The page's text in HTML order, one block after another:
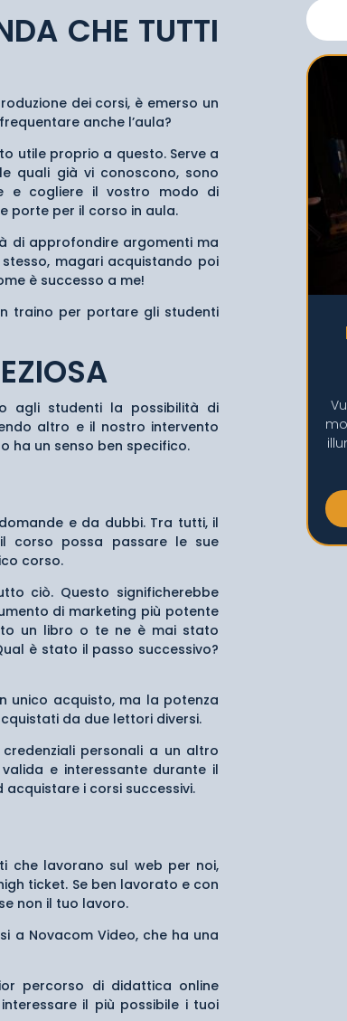
CHE TUTTI
dei corsi, è emerso un
anche l’aula?
utile proprio a questo. Serve a
quali già vi conoscono, sono
e cogliere il vostro modo di
porte per il corso in aula.
di approfondire argomenti ma
magari acquistando poi
è successo a me!
traino per portare gli studenti
agli studenti la possibilità di
altro e il nostro intervento
ha un senso ben specifico.
e da dubbi. Tra tutti, il
corso possa passare le sue
corso.
ciò. Questo significherebbe
di marketing più potente
un libro o te ne è mai stato
è stato il passo successivo?
unico acquisto, ma la potenza
da due lettori diversi.
personali a un altro
e interessante durante il
i corsi successivi.
che lavorano sul web per noi,
ticket. Se ben lavorato e con
non il tuo lavoro.
a Novacom Video, che ha una
percorso di didattica online
il più possibile i tuoi